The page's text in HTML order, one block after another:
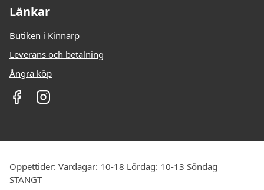
Länkar
Butiken i Kinnarp
Leverans och betalning
Ångra köp
Öppettider: Vardagar: 10-18 Lördag: 10-13 Söndag
STÄNGT